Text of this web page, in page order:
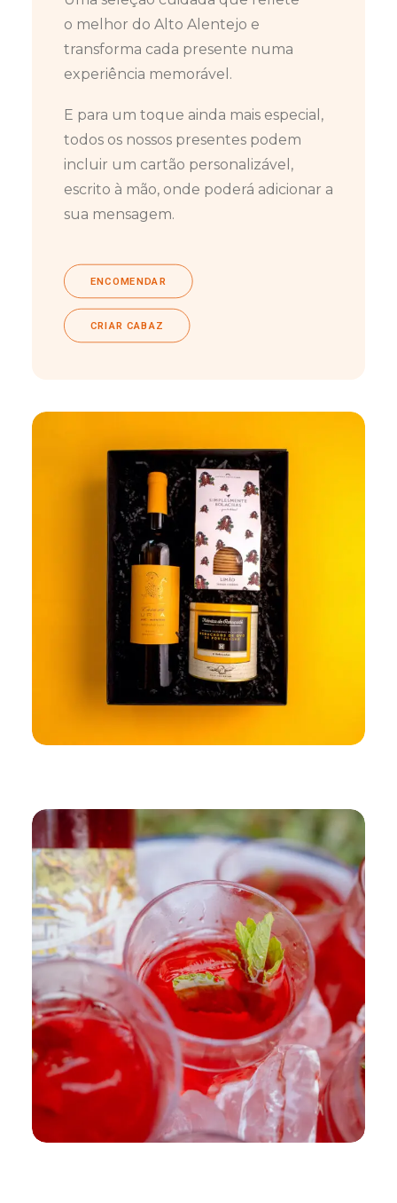
o melhor do Alto Alentejo e
transforma cada presente numa
experiência memorável.
E para um toque ainda mais especial,
todos os nossos presentes podem
incluir um cartão personalizável,
escrito à mão, onde poderá adicionar a
sua mensagem.
ENCOMENDAR
CRIAR CABAZ